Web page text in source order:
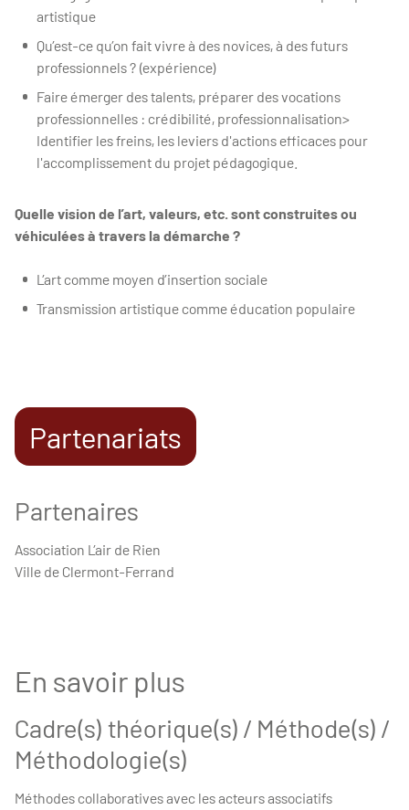
artistique
Qu’est-ce qu’on fait vivre à des novices, à des futurs
professionnels ? (expérience)
Faire émerger des talents, préparer des vocations
professionnelles : crédibilité, professionnalisation>
Identifier les freins, les leviers d'actions efficaces pour
l'accomplissement du projet pédagogique.
Quelle vision de l’art, valeurs, etc. sont construites ou
véhiculées à travers la démarche ?
L’art comme moyen d’insertion sociale
Transmission artistique comme éducation populaire
Partenariats
Partenaires
Association L’air de Rien
Ville de Clermont-Ferrand
En savoir plus
Cadre(s) théorique(s) / Méthode(s) /
Méthodologie(s)
Méthodes collaboratives avec les acteurs associatifs